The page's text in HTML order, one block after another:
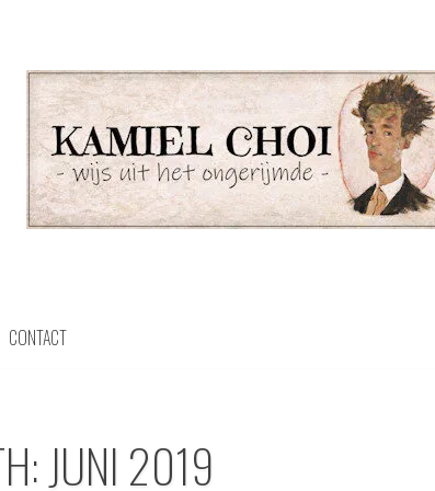
CONTACT
JUNI 2019